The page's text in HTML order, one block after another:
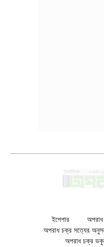
ইপেপার
অপরাধ চক্র সত্যের
অপরাধ চক্র